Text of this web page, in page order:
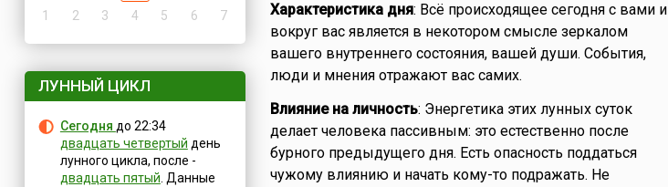
1
2 3 4 5 6 7
ЛУННЫЙ ЦИКЛ
Сегодня до 22:34
двадцать четвертый день
лунного цикла, после -
двадцать пятый . Данные
Характеристика дня: Всё происходящее сегодня с вами и
вокруг вас является в некотором смысле зеркалом
вашего внутреннего состояния, вашей души. События,
люди и мнения отражают вас самих.
Влияние на личность: Энергетика этих лунных суток
делает человека пассивным: это естественно после
бурного предыдущего дня. Есть опасность поддаться
чужому влиянию и начать кому-то подражать. Не